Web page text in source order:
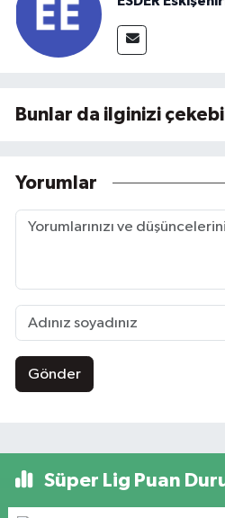
Bunlar da ilginizi
Yorumlar
Gönder
Süper Lig Puan